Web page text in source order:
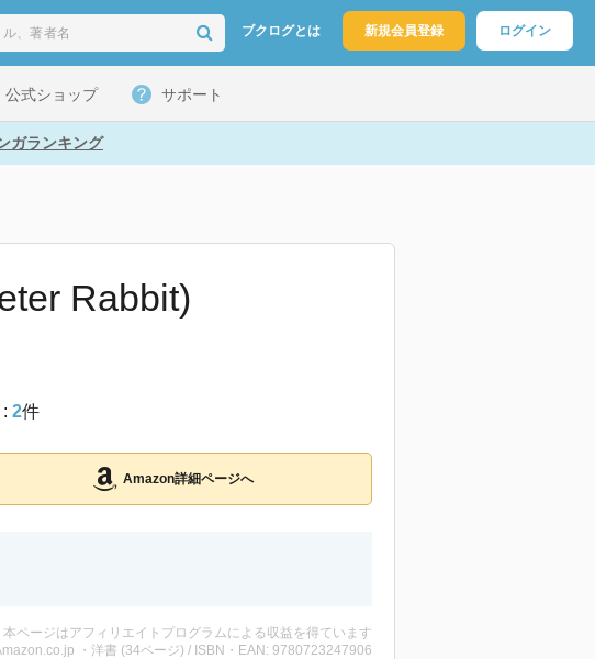
ブクログとは 新規会員登録 ログイン
公式ショップ サポート
ガランキング
Rabbit)
2件
Amazon詳細ページへ
本ページはアフィリエイトプログラムによる収益を得ています
・洋書 (34ページ) / ISBN・EAN: 9780723247906